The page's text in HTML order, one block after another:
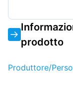
prodotto
Produttore/